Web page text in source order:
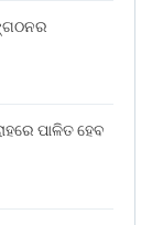
ପାଳିତ ହେବ